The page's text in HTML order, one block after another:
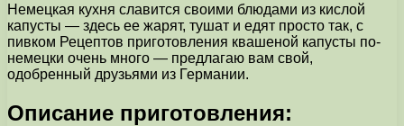
Немецкая кухня славится своими блюдами из кислой
капусты — здесь ее жарят, тушат и едят просто так, с
пивком Рецептов приготовления квашеной капусты по-
немецки очень много — предлагаю вам свой,
одобренный друзьями из Германии.
Описание приготовления: